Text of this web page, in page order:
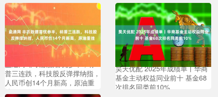
益通网 非农数据喜忧参半，标
普三连跌，科技股反弹撑纳指，
人民币创14个月新高，原油重
挫
昊天优配 2025年成绩单丨华商
基金主动权益同业前十 基金68
次排名同类前10%